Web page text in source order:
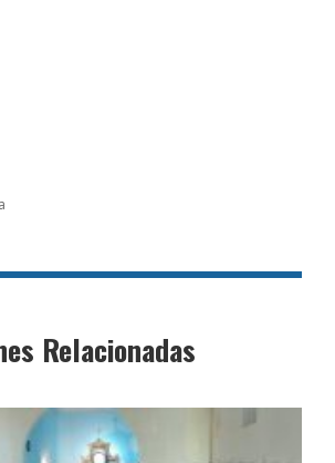
Relacionadas